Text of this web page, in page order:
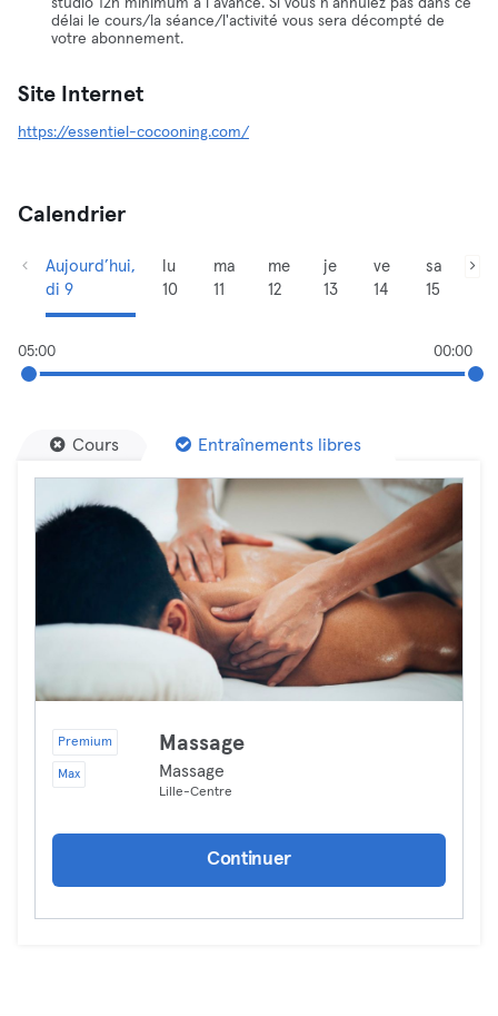
studio 12h minimum à l’avance. Si vous n'annulez pas dans ce
délai le cours/la séance/l'activité vous sera décompté de
votre abonnement.
Site Internet
https://essentiel-cocooning.com/
Calendrier
Aujourd’hui,
di 9
lu
10
ma
11
me
12
je
13
ve
14
sa
15
05:00 00:00
Cours Entraînements libres
Premium
Max
Massage
Massage
Lille-Centre
Continuer